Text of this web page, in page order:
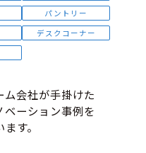
パントリー
デスクコーナー
会社が手掛けた
ーション事例を
す。